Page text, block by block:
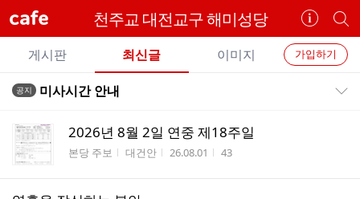
cafe 천주교 대전교구 해미성당
카
페
정
보
개
별
카
페
검
카
페
뉴
가입하기
게시판 최신글 이미지
전
트
공지 미사시간 안내
2026년 8월 2일 연중 제18주일
게시판명
본당 주보 작성자
대건안 작성시간
26.08.01 조회수
43